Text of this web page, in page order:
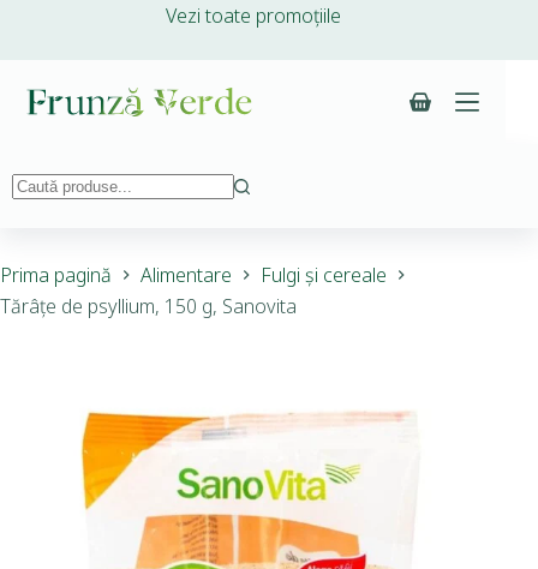
Vezi toate promoțiile
Prima pagină Alimentare
Fulgi și cereale
Tărâțe de psyllium, 150 g, Sanovita